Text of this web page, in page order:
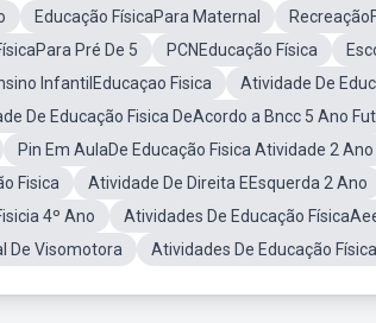
Educação FísicaPara Maternal
Pré De 5 PCNEducação Física
InfantilEducaçao Fisica
Atividade De
De Educação Fisica DeAcordo a Bncc 5 Ano
Pin Em AulaDe Educação Fisica Atividade 2 Ano
Fisica
Atividade De Direita EEsquerda 2 Ano
4º Ano
Atividades De Educação
De Visomotora
Atividades De Educação